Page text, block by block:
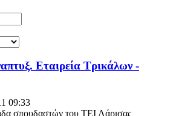
Εταιρεία Τρικάλων -
09:33
σπουδαστών του ΤΕΙ Λάρισας